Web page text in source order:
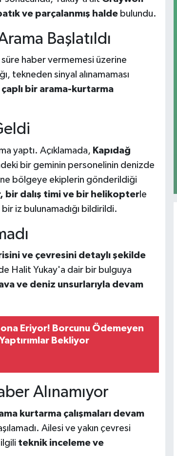
ve parçalanmış haldebulundu.
Başlatıldı
süre haber vermemesi üzerine
tekneden sinyal alınamaması
bir arama-kurtarma
yaptı. Açıklamada, Kapıdağ
bir geminin personelinin denizde
bölgeye ekiplerin gönderildiği
bir dalış timi ve bir helikopterle
iz bulunamadığı bildirildi.
ve çevresini detaylı şekilde
Halit Yukay'a dair bir bulguya
ve deniz unsurlarıyla devam
Eriyor! Borcunu Ödemeyen
Bekliyor
Alınamıyor
kurtarma çalışmaları devam
Ailesi ve yakın çevresi
teknik inceleme ve